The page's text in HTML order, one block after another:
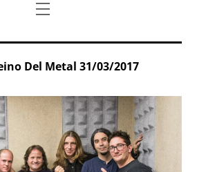
Menu
Del Metal 31/03/2017